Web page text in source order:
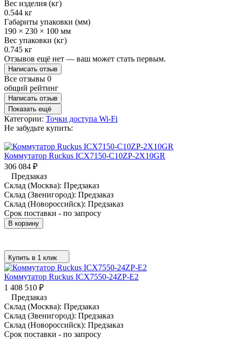
Вес изделия (кг)
0.544 кг
Габариты упаковки (мм)
190 × 230 × 100 мм
Вес упаковки (кг)
0.745 кг
Отзывов ещё нет — ваш может стать первым.
Написать отзыв
Все отзывы 0
общий рейтинг
Написать отзыв
Показать ещё
Категории: Точки доступа Wi-Fi
Не забудьте купить:
Коммутатор Ruckus ICX7150-C10ZP-2X10GR
306 084 ₽
Предзаказ
Склад (Москва): Предзаказ
Склад (Звенигород): Предзаказ
Склад (Новороссийск): Предзаказ
Срок поставки - по запросу
В корзину
Купить в 1 клик
Коммутатор Ruckus ICX7550-24ZP-E2
1 408 510 ₽
Предзаказ
Склад (Москва): Предзаказ
Склад (Звенигород): Предзаказ
Склад (Новороссийск): Предзаказ
Срок поставки - по запросу